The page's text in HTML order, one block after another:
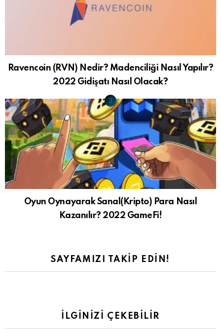
Ravencoin (RVN) Nedir? Madenciliği Nasıl Yapılır?
2022 Gidişatı Nasıl Olacak?
Oyun Oynayarak Sanal(Kripto) Para Nasıl
Kazanılır? 2022 GameFi!
SAYFAMIZI TAKIP EDIN!
İLGINIZI ÇEKEBILIR